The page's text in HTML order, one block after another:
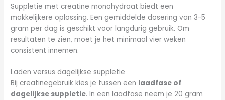
Suppletie met creatine monohydraat biedt een
makkelijkere oplossing. Een gemiddelde dosering van 3-5
gram per dag is geschikt voor langdurig gebruik. Om
resultaten te zien, moet je het minimaal vier weken
consistent innemen.
Laden versus dagelijkse suppletie
Bij creatinegebruik kies je tussen een laadfase of
dagelijkse suppletie. In een laadfase neem je 20 gram